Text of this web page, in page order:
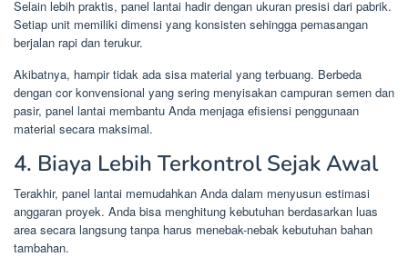
Selain lebih praktis, panel lantai hadir dengan ukuran presisi dari pabrik.
Setiap unit memiliki dimensi yang konsisten sehingga pemasangan
berjalan rapi dan terukur.
Akibatnya, hampir tidak ada sisa material yang terbuang. Berbeda
dengan cor konvensional yang sering menyisakan campuran semen dan
pasir, panel lantai membantu Anda menjaga efisiensi penggunaan
material secara maksimal.
4. Biaya Lebih Terkontrol Sejak Awal
Terakhir, panel lantai memudahkan Anda dalam menyusun estimasi
anggaran proyek. Anda bisa menghitung kebutuhan berdasarkan luas
area secara langsung tanpa harus menebak-nebak kebutuhan bahan
tambahan.